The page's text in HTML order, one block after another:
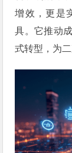
增效，更是
具。它推动
式转型，为